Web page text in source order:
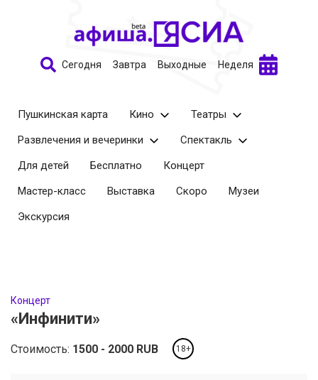
Сегодня Завтра Выходные Неделя
Пушкинская карта Кино
Театры
Развлечения и вечеринки
Спектакль
Для детей
Бесплатно
Концерт
Мастер-класс
Выставка Скоро
Музеи
Экскурсия
Концерт
«Инфинити»
Стоимость: 1500 2000 RUB 18+